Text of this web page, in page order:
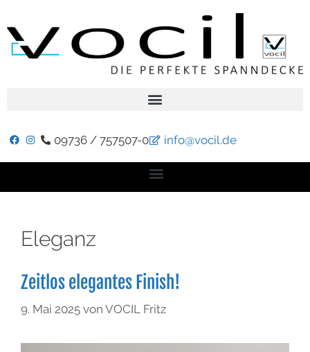
09736 / 757507-0 info@vocil.de
Eleganz
Zeitlos elegantes Finish!
9. Mai 2025 von VOCIL Fritz